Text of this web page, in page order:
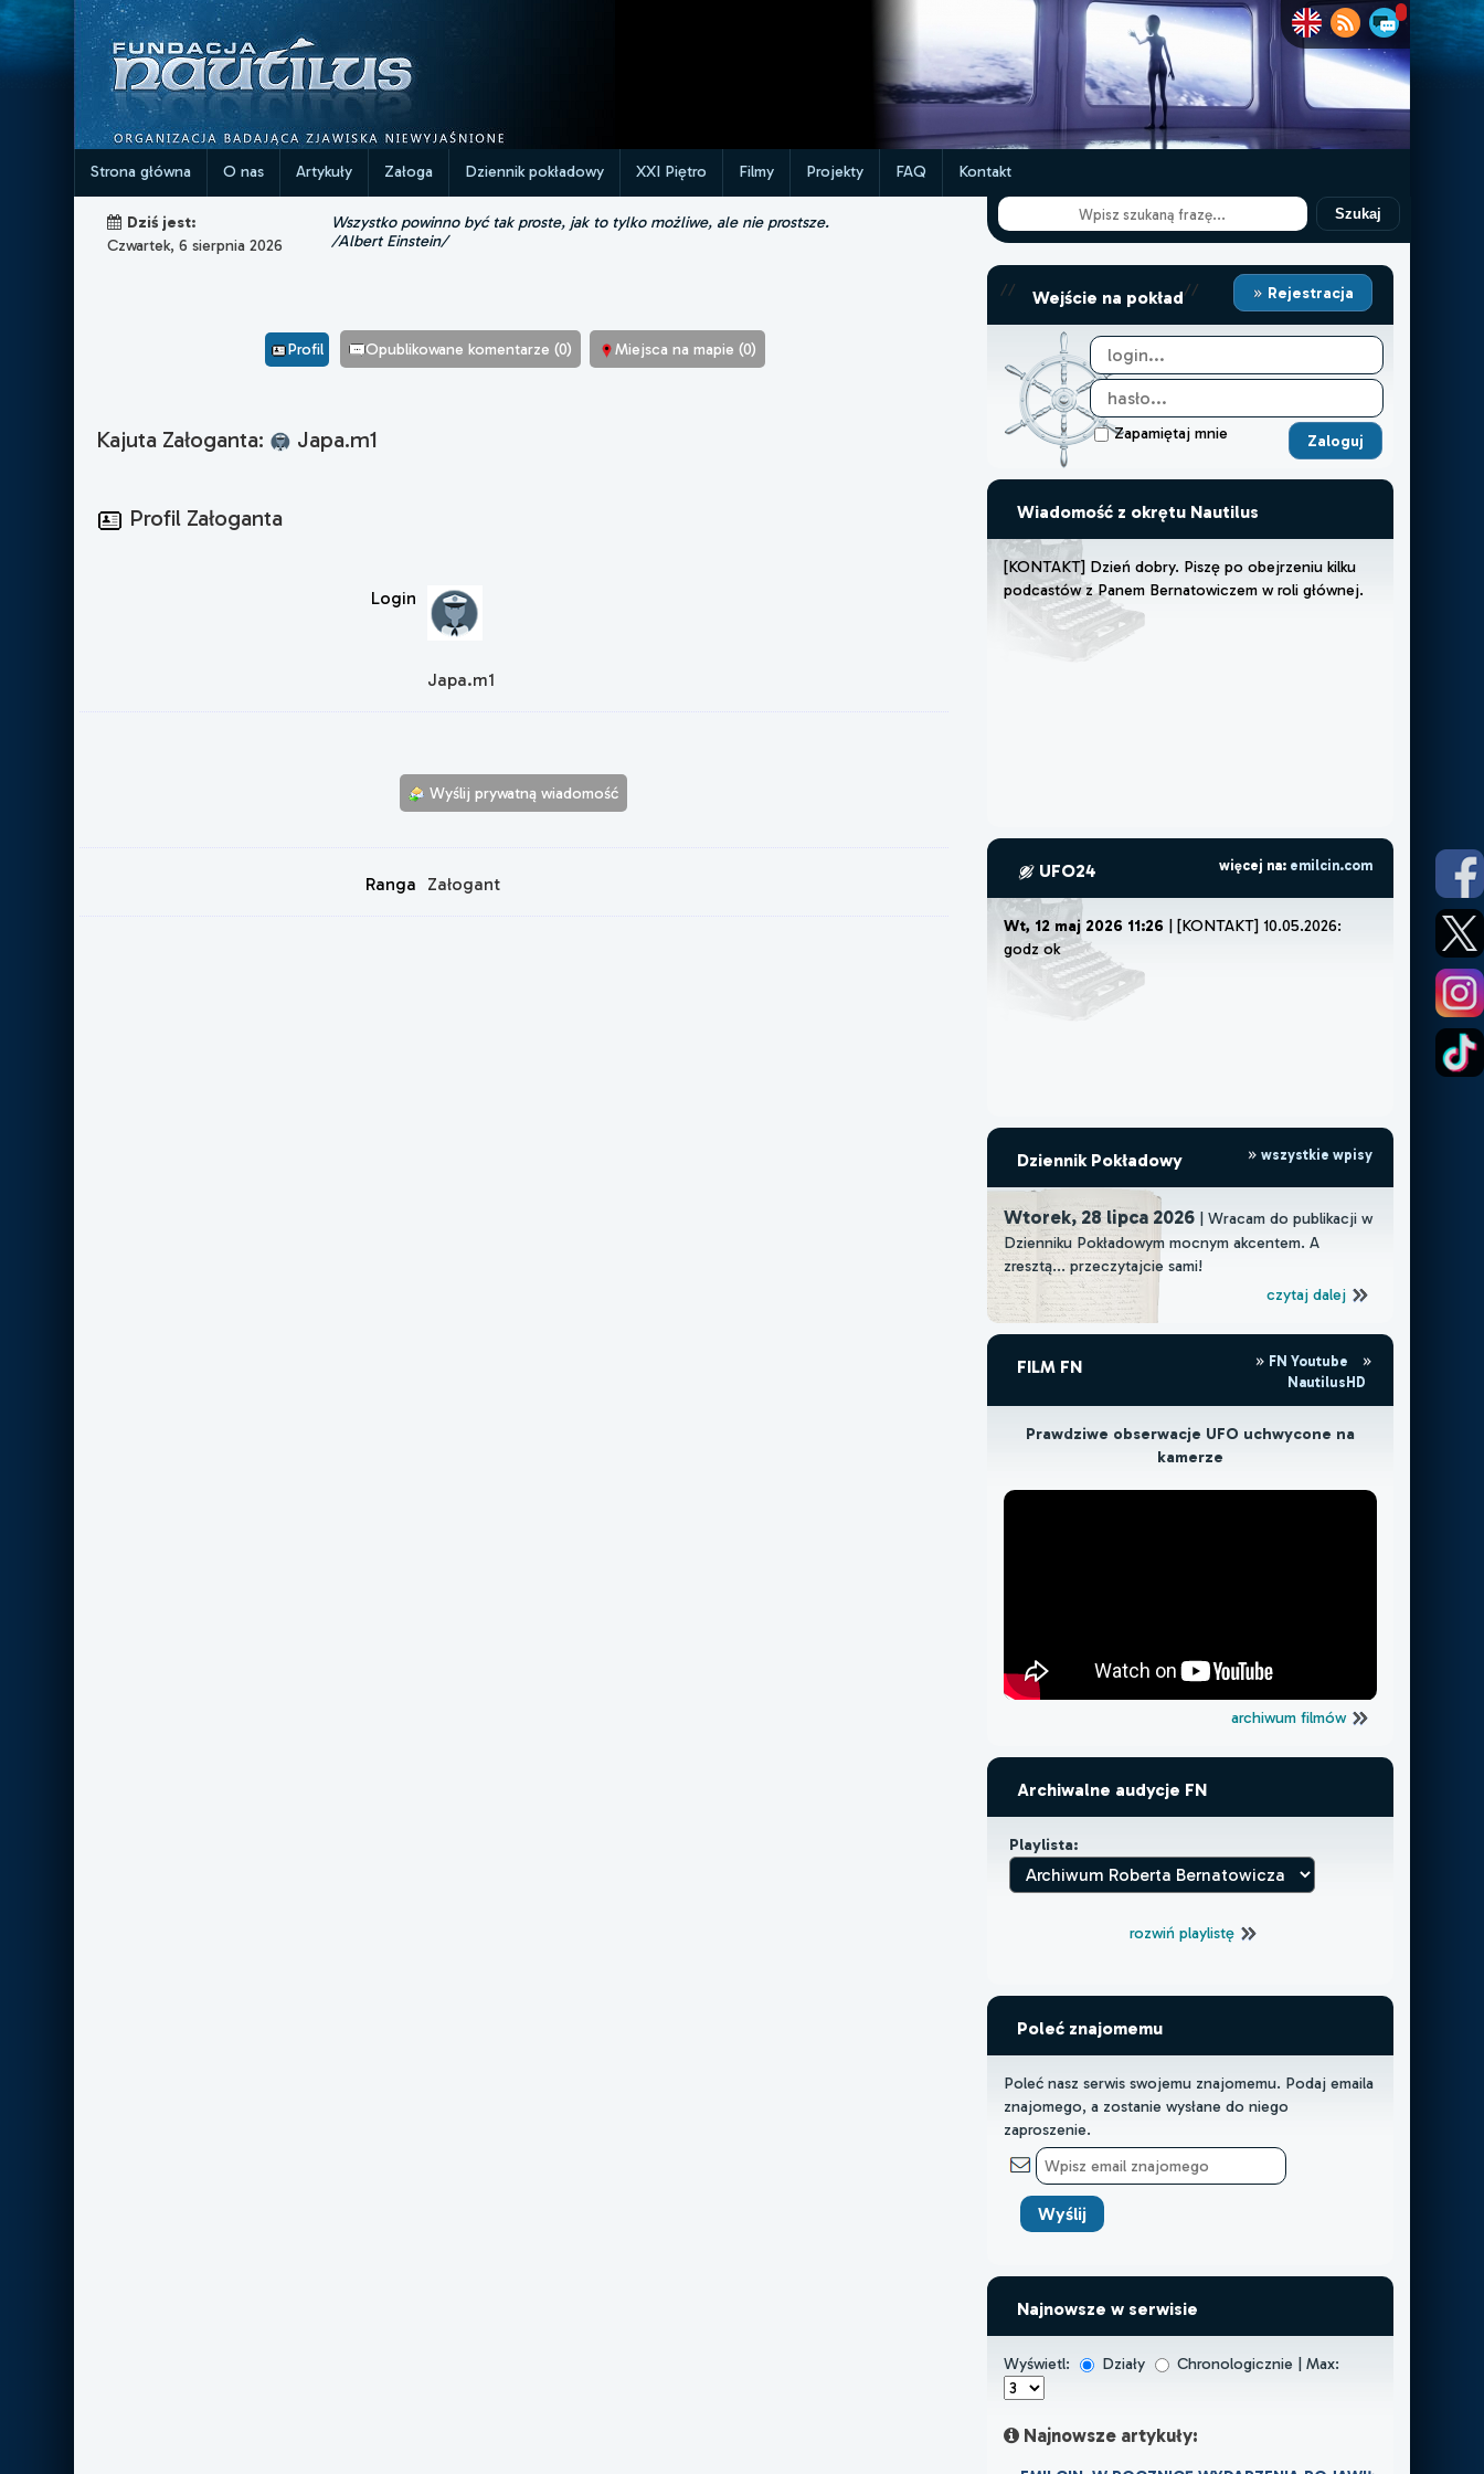
Strona główna O nas Artykuły Załoga Dziennik pokładowy XXI Piętro Filmy Projekty FAQ Kontakt
Dziś jest:
Czwartek, 6 sierpnia 2026
Wszystko powinno być tak proste, jak to tylko możliwe, ale nie prostsze.
/Albert Einstein/
Profil Opublikowane komentarze (0) Miejsca na mapie (0)
Kajuta Załoganta: Japa.m1
Profil Załoganta
Login
Japa.m1
Wyślij prywatną wiadomość
Ranga Załogant
Szukaj
// Wejście na pokład// Rejestracja
Zapamiętaj mnie
Wiadomość z okrętu Nautilus
[KONTAKT] Dzień dobry. Piszę po obejrzeniu kilku
podcastów z Panem Bernatowiczem w roli głównej.
ę, że mu
UFO24 więcej na: emilcin.com
Wt, 12 maj 2026 11:26 | [KONTAKT] 10.05.2026:
godz ok 22:30.
Dziennik Pokładowy wszystkie wpisy
Wtorek, 28 lipca 2026| Wracam do publikacji w
Dzienniku Pokładowym mocnym akcentem. A
zresztą... przeczytajcie sami!
czytaj dalej
FILM FN
FN Youtube
NautilusHD
Prawdziwe obserwacje UFO uchwycone na
kamerze
archiwum filmów
Archiwalne audycje FN
Playlista:
rozwiń playlistę
Poleć znajomemu
Poleć nasz serwis swojemu znajomemu. Podaj emaila
znajomego, a zostanie wysłane do niego
zaproszenie.
Najnowsze w serwisie
Wyświetl: Działy Chronologicznie | Max:
Najnowsze artykuły: